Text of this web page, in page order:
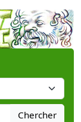
Chercher